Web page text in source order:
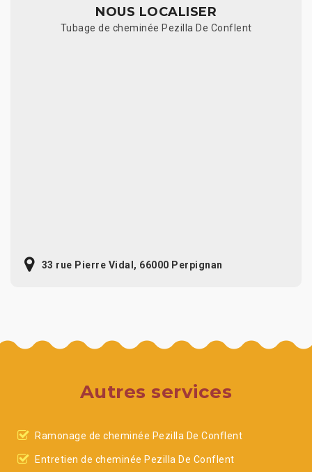
NOUS LOCALISER
Tubage de cheminée Pezilla De Conflent
33 rue Pierre Vidal, 66000 Perpignan
Autres services
Ramonage de cheminée Pezilla De Conflent
Entretien de cheminée Pezilla De Conflent